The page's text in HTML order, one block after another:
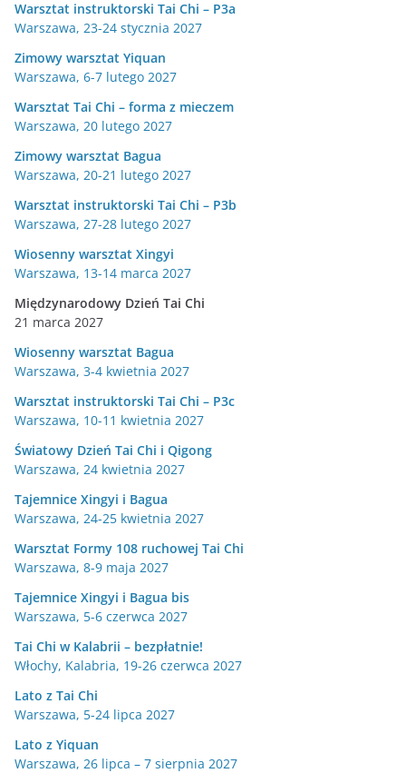
Warsztat instruktorski Tai Chi – P3a
Warszawa, 23-24 stycznia 2027
Zimowy warsztat Yiquan
Warszawa, 6-7 lutego 2027
Warsztat Tai Chi – forma z mieczem
Warszawa, 20 lutego 2027
Zimowy warsztat Bagua
Warszawa, 20-21 lutego 2027
Warsztat instruktorski Tai Chi – P3b
Warszawa, 27-28 lutego 2027
Wiosenny warsztat Xingyi
Warszawa, 13-14 marca 2027
Międzynarodowy Dzień Tai Chi
21 marca 2027
Wiosenny warsztat Bagua
Warszawa, 3-4 kwietnia 2027
Warsztat instruktorski Tai Chi – P3c
Warszawa, 10-11 kwietnia 2027
Światowy Dzień Tai Chi i Qigong
Warszawa, 24 kwietnia 2027
Tajemnice Xingyi i Bagua
Warszawa, 24-25 kwietnia 2027
Warsztat Formy 108 ruchowej Tai Chi
Warszawa, 8-9 maja 2027
Tajemnice Xingyi i Bagua bis
Warszawa, 5-6 czerwca 2027
Tai Chi w Kalabrii – bezpłatnie!
Włochy, Kalabria, 19-26 czerwca 2027
Lato z Tai Chi
Warszawa, 5-24 lipca 2027
Lato z Yiquan
Warszawa, 26 lipca – 7 sierpnia 2027